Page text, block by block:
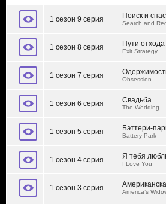
1 сезон 9 серия Поиск и
Search and
1 сезон 8 серия Пути отхода
Exit Strategy
1 сезон 7 серия Obsession
1 сезон 6 серия Свадьба
The Wedding
1 сезон 5 серия Бэттери-
Battery Park
1 сезон 4 серия Я тебя
I Love You
1 сезон 3 серия America’s